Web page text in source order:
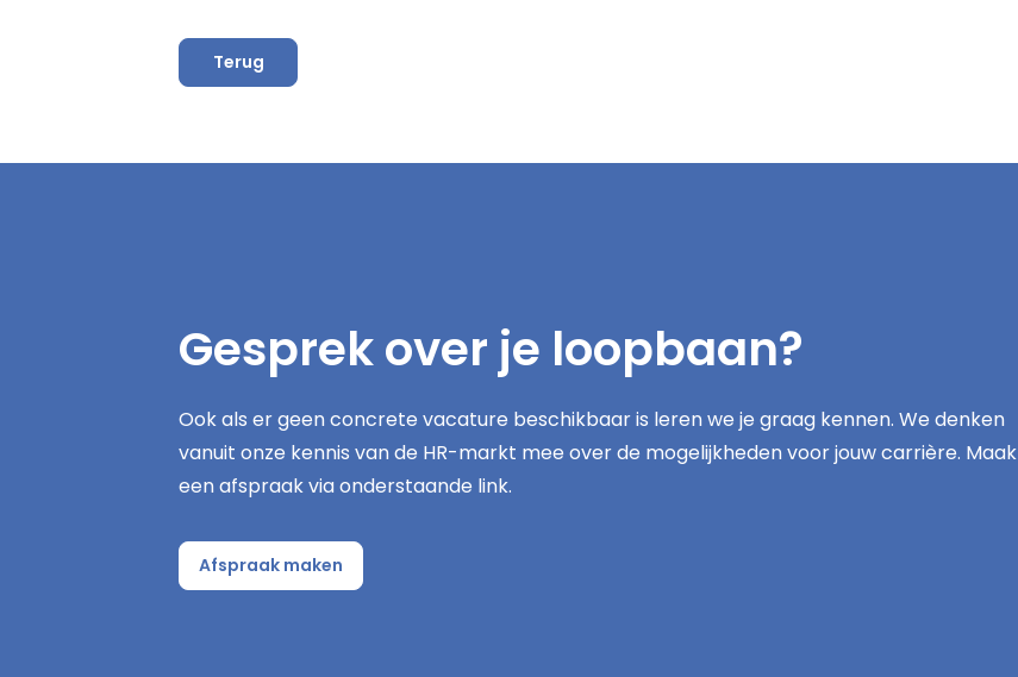
Terug
Gesprek over je loopbaan?
Ook als er geen concrete vacature beschikbaar is leren we je graag kennen. We denken
vanuit onze kennis van de HR-markt mee over de mogelijkheden voor jouw carrière. Maak
een afspraak via onderstaande link.
Afspraak maken